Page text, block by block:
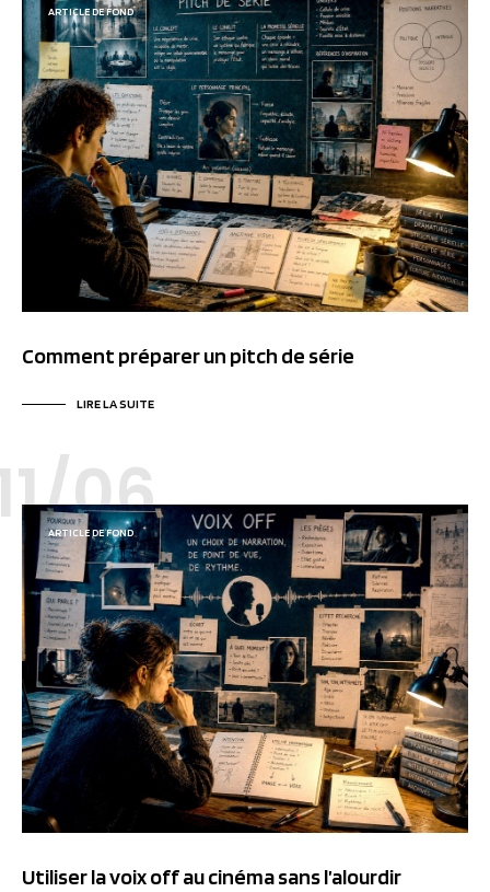
ARTICLE DE FOND
Comment préparer un pitch de série
LIRE LA SUITE
06
ARTICLE DE FOND
Utiliser la voix off au cinéma sans l’alourdir